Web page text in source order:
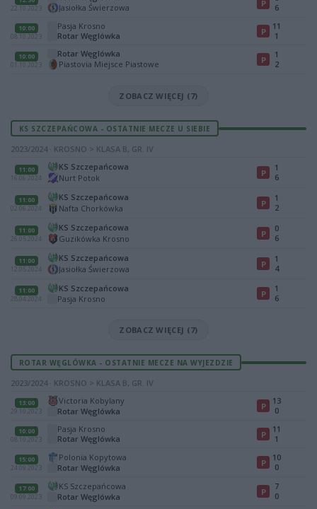
22.10.2023
Jasiołka Świerzowa
P
6
10:00
08.10.2023
Pasja Krosno
Rotar Węglówka
P
11
1
10:00
01.10.2023
Rotar Węglówka
Piastovia Miejsce Piastowe
P
1
2
ZOBACZ WIĘCEJ (7)
KS SZCZEPAŃCOWA - OSTATNIE MECZE U SIEBIE
2023/2024 · KROSNO > KLASA B, GR. IV
11:00
16.06.2024
KS Szczepańcowa
Nurt Potok
P
1
6
11:00
02.06.2024
KS Szczepańcowa
Nafta Chorkówka
P
1
2
11:00
26.05.2024
KS Szczepańcowa
Guzikówka Krosno
P
0
6
11:00
12.05.2024
KS Szczepańcowa
Jasiołka Świerzowa
P
1
4
11:00
28.04.2024
KS Szczepańcowa
Pasja Krosno
P
1
6
ZOBACZ WIĘCEJ (7)
ROTAR WĘGLÓWKA - OSTATNIE MECZE NA WYJEZDZIE
2023/2024 · KROSNO > KLASA B, GR. IV
13:00
29.10.2023
Victoria Kobylany
Rotar Węglówka
P
13
0
10:00
08.10.2023
Pasja Krosno
Rotar Węglówka
P
11
1
15:00
24.09.2023
Polonia Kopytowa
Rotar Węglówka
P
10
0
17:00
09.09.2023
KS Szczepańcowa
Rotar Węglówka
P
7
0